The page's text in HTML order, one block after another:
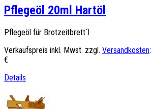
Pflegeöl 20ml Hartöl
Pflegeöl für Brotzeitbrett´l
Verkaufspreis inkl. Mwst. zzgl. Versandkosten:
€
Details